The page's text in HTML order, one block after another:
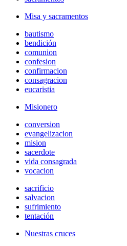
Misa y sacramentos
bautismo
bendición
comunion
confesion
confirmacion
consagracion
eucaristia
Misionero
conversion
evangelizacion
mision
sacerdote
vida consagrada
vocacion
sacrificio
salvacion
sufrimiento
tentación
Nuestras cruces